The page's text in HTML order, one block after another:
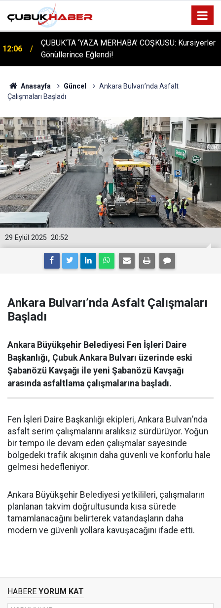
12:06
ÇUBUK’TA ‘YAZA MERHABA’ COŞKUSU: Kursiyerler
Gönüllerince Eğlendi!
Anasayfa Güncel
Ankara Bulvarı’nda Asfalt
Çalışmaları Başladı
20:52
29 Eylül 2025
Ankara Bulvarı’nda Asfalt Çalışmaları
Başladı
Ankara Büyükşehir Belediyesi Fen İşleri Daire
Başkanlığı, Çubuk Ankara Bulvarı üzerinde eski
Şabanözü Kavşağı ile yeni Şabanözü Kavşağı
arasında asfaltlama çalışmalarına başladı.
Fen İşleri Daire Başkanlığı ekipleri, Ankara Bulvarı’nda
asfalt serim çalışmalarını aralıksız sürdürüyor. Yoğun
bir tempo ile devam eden çalışmalar sayesinde
bölgedeki trafik akışının daha güvenli ve konforlu hale
gelmesi hedefleniyor.
Ankara Büyükşehir Belediyesi yetkilileri, çalışmaların
planlanan takvim doğrultusunda kısa sürede
tamamlanacağını belirterek vatandaşların daha
modern ve güvenli yollara kavuşacağını ifade etti.
HABERE YORUM KAT